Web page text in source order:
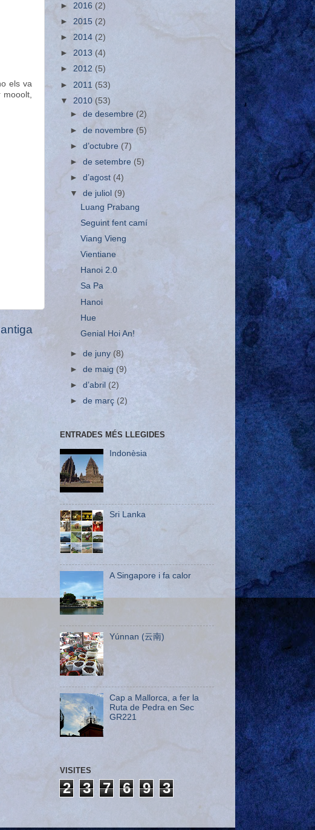
els va
mooolt,
► 2016 (2)
► 2015 (2)
► 2014 (2)
► 2013 (4)
► 2012 (5)
► 2011 (53)
▼ 2010 (53)
►de desembre (2)
►de novembre (5)
►d’octubre (7)
►de setembre (5)
►d’agost (4)
▼de juliol (9)
Luang Prabang
Seguint fent camí
Viang Vieng
Vientiane
Hanoi 2.0
Sa Pa
Hanoi
Hue
Genial Hoi An!
►de juny (8)
►de maig(9)
►d’abril (2)
►de març (2)
ENTRADES MÉS LLEGIDES
Indonèsia
Sri Lanka
A Singapore i fa calor
Yúnnan (云南)
Cap a Mallorca, a fer la
Ruta de Pedra en Sec
GR221
VISITES
2 3 7 6 9 3